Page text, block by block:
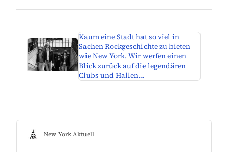
Kaum eine Stadt hat so viel in
Sachen Rockgeschichte zu bieten
wie New York. Wir werfen einen
Blick zurück auf die legendären
Clubs und Hallen…
New York Aktuell